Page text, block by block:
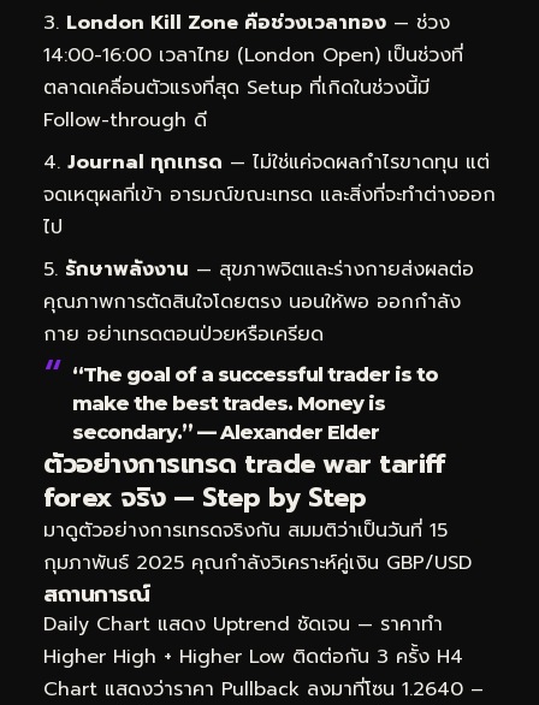
London Kill Zone คือช่วงเวลาทอง — ช่วง
14:00-16:00 เวลาไทย (London Open) เป็นช่วงที่
ตลาดเคลื่อนตัวแรงที่สุด Setup ที่เกิดในช่วงนี้มี
Follow-through ดี
Journal ทุกเทรด — ไม่ใช่แค่จดผลกำไรขาดทุน แต่
จดเหตุผลที่เข้า อารมณ์ขณะเทรด และสิ่งที่จะทำต่างออก
ไป
รักษาพลังงาน — สุขภาพจิตและร่างกายส่งผลต่อ
คุณภาพการตัดสินใจโดยตรง นอนให้พอ ออกกำลัง
กาย อย่าเทรดตอนป่วยหรือเครียด
“The goal of a successful trader is to
make the best trades. Money is
secondary.” — Alexander Elder
ตัวอย่างการเทรด trade war tariff
forex จริง — Step by Step
มาดูตัวอย่างการเทรดจริงกัน สมมติว่าเป็นวันที่ 15
กุมภาพันธ์ 2025 คุณกำลังวิเคราะห์คู่เงิน GBP/USD
สถานการณ์
Daily Chart แสดง Uptrend ชัดเจน — ราคาทำ
Higher High + Higher Low ติดต่อกัน 3 ครั้ง H4
Chart แสดงว่าราคา Pullback ลงมาที่โซน 1.2640 –